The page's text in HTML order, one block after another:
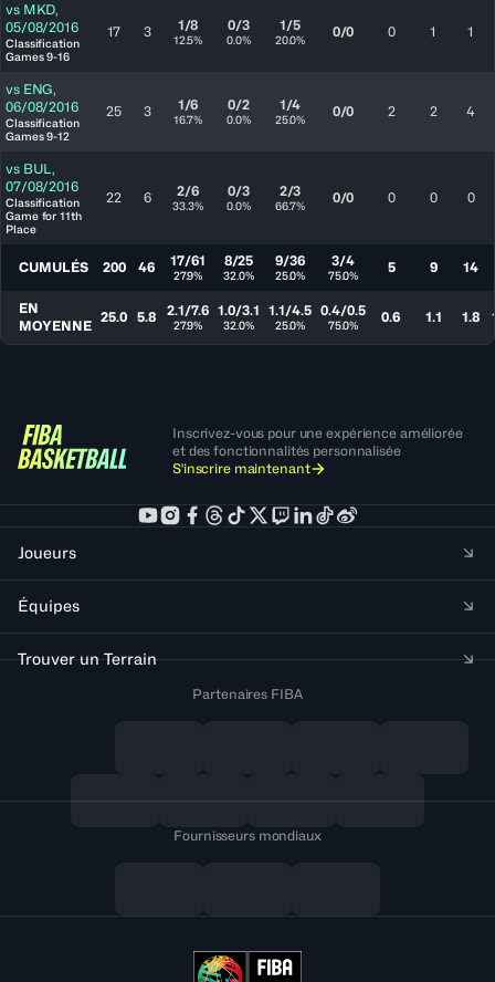
vs MKD,
05/08/2016
Classification
Games 9-16
17 3 1/8
12.5%
0/3
0.0%
1/5
20.0% 0/0 0 1 1
vs ENG,
06/08/2016
Classification
Games 9-12
25 3 1/6
16.7%
0/2
0.0%
1/4
25.0% 0/0 2 2 4
vs BUL,
07/08/2016
Classification
Game for 11th
Place
22 6 2/6
33.3%
0/3
0.0%
2/3
66.7% 0/0 0 0 0
CUMULÉS 200 46 17/61
27.9%
8/25
32.0%
9/36
25.0%
3/4
75.0% 5 9 14
EN
MOYENNE
25.0 5.8 2.1/7.6
27.9%
1.0/3.1
32.0%
1.1/4.5
25.0%
0.4/0.5
75.0% 0.6 1.1 1.8
Inscrivez-vous pour une expérience améliorée
et des fonctionnalités personnalisée
S'inscrire maintenant
Joueurs
Équipes
Trouver un Terrain
Partenaires FIBA
Fournisseurs mondiaux